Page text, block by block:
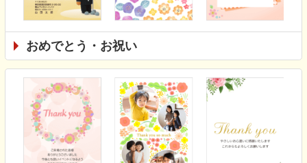
おめでとう・お祝い